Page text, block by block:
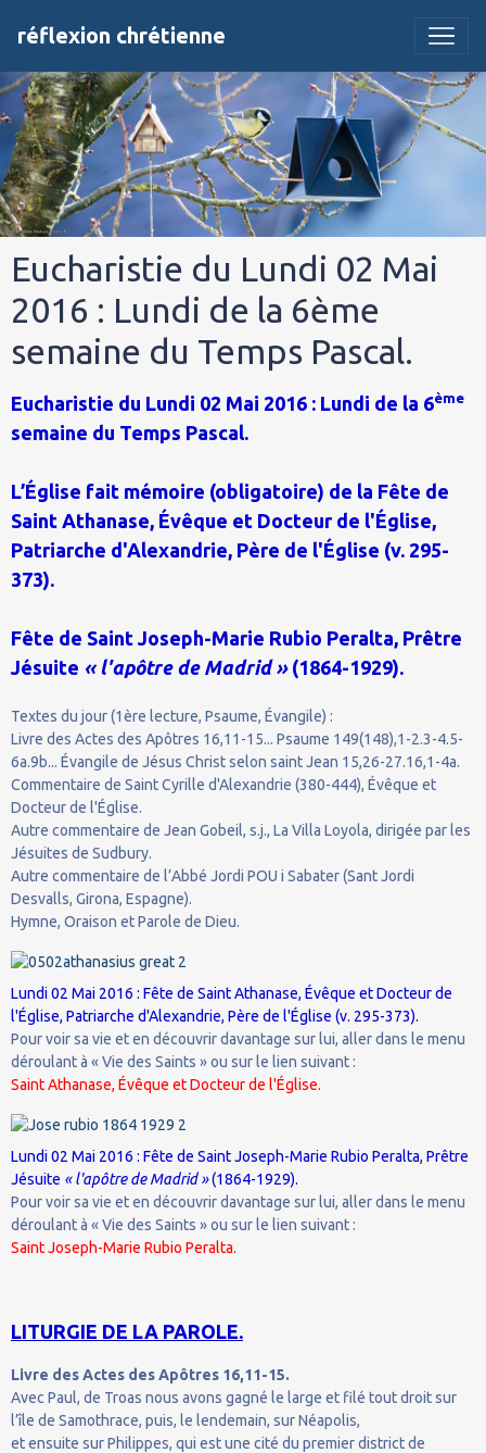
réflexion chrétienne
Eucharistie du Lundi 02 Mai
2016 : Lundi de la 6ème
semaine du Temps Pascal.
Eucharistie du Lundi 02 Mai 2016 : Lundi de la 6ème
semaine du Temps Pascal.
L’Église fait mémoire (obligatoire) de la Fête de
Saint Athanase, Évêque et Docteur de l'Église,
Patriarche d'Alexandrie, Père de l'Église (v. 295-
373).
Fête de Saint Joseph-Marie Rubio Peralta, Prêtre
Jésuite « l'apôtre de Madrid » (1864-1929).
Textes du jour (1ère lecture, Psaume, Évangile) :
Livre des Actes des Apôtres 16,11-15... Psaume 149(148),1-2.3-4.5-
6a.9b... Évangile de Jésus Christ selon saint Jean 15,26-27.16,1-4a.
Commentaire de Saint Cyrille d'Alexandrie (380-444), Évêque et
Docteur de l'Église.
Autre commentaire de Jean Gobeil, s.j., La Villa Loyola, dirigée par les
Jésuites de Sudbury.
Autre commentaire de l’Abbé Jordi POU i Sabater (Sant Jordi
Desvalls, Girona, Espagne).
Hymne, Oraison et Parole de Dieu.
Lundi 02 Mai 2016 : Fête de Saint Athanase, Évêque et Docteur de
l'Église, Patriarche d'Alexandrie, Père de l'Église (v. 295-373).
Pour voir sa vie et en découvrir davantage sur lui, aller dans le menu
déroulant à « Vie des Saints » ou sur le lien suivant :
Saint Athanase, Évêque et Docteur de l'Église.
Lundi 02 Mai 2016 : Fête de Saint Joseph-Marie Rubio Peralta, Prêtre
Jésuite « l'apôtre de Madrid »(1864-1929).
Pour voir sa vie et en découvrir davantage sur lui, aller dans le menu
déroulant à « Vie des Saints » ou sur le lien suivant :
Saint Joseph-Marie Rubio Peralta.
LITURGIE DE LA PAROLE.
Livre des Actes des Apôtres 16,11-15.
Avec Paul, de Troas nous avons gagné le large et filé tout droit sur
l’île de Samothrace, puis, le lendemain, sur Néapolis,
et ensuite sur Philippes, qui est une cité du premier district de